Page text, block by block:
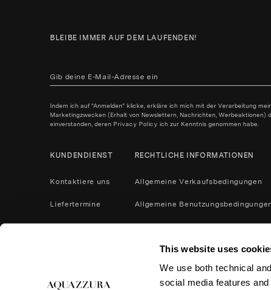
This website uses
We use both technical
social media features
BLEIBE IMMER AUF DEM LAUFENDEN!
Indem ich auf "Anmelden" klicke, erkläre ich mich mit der Verarbeitung
Marketingzwecken (Erhalt von Newslettern, Nachrichten, Werbeaktionen)
einverstanden, deren Privacy Policy ich zur Kenntnis genommen habe.
KUNDENDIENST
Kontaktiere uns
Liefertermine
RECHTLICHE INFORMATIONEN
Allgemeine Verkaufsbedingungen
Allgemeine
Cookies
Rücksendungen und Erstattungen